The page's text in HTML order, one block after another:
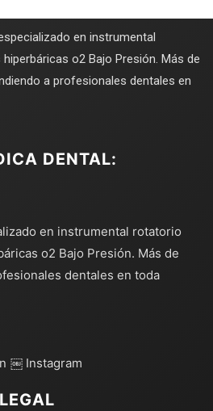
en instrumental
o2 Bajo Presión. Más de
a profesionales dentales en
DENTAL:
en instrumental rotatorio
o2 Bajo Presión. Más de
dentales en toda
￼ Instagram